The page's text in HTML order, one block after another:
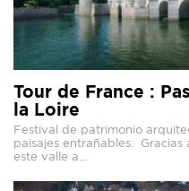
Tour de France :
la Loire⁣
Festival de patrimonio
paisajes entrañables.
este valle a...